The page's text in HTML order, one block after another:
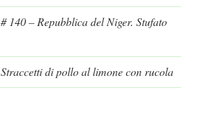
# 140 – Repubblica del Niger. Stufato
Straccetti di pollo al limone con rucola